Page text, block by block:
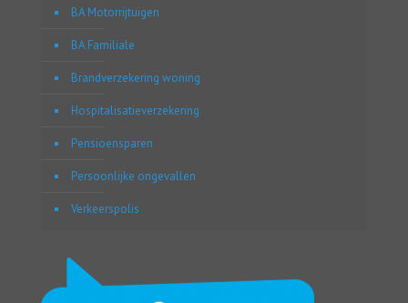
BA Motorrijtuigen
BA Familiale
Brandverzekering woning
Hospitalisatieverzekering
Pensioensparen
Persoonlijke ongevallen
Verkeerspolis